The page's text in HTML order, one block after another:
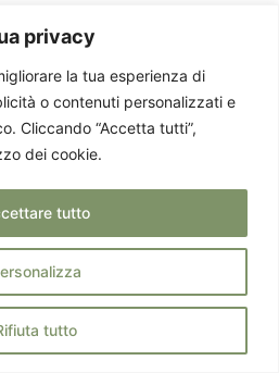
privacy
la tua esperienza di
o contenuti personalizzati e
Cliccando “Accetta tutti”,
dei cookie.
tutto
tutto